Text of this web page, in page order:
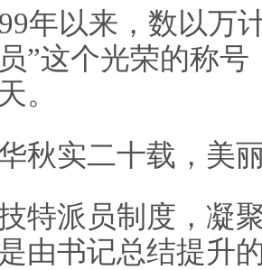
以来，数以万计
”这个光荣的称
。
实二十载，美丽
派员制度，凝聚
由书记总结提升